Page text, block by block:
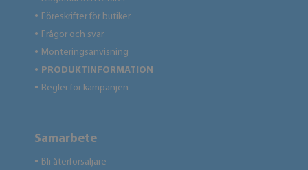
● Föreskrifter för butiker
● Frågor och svar
● Monteringsanvisning
● PRODUKTINFORMATION
● Regler för kampanjen
Samarbete
● Bli återförsäljare